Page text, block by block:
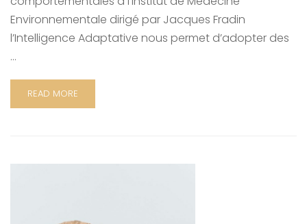
Environnementale dirigé par Jacques Fradin
l’Intelligence Adaptative nous permet d’adopter des
…
READ MORE